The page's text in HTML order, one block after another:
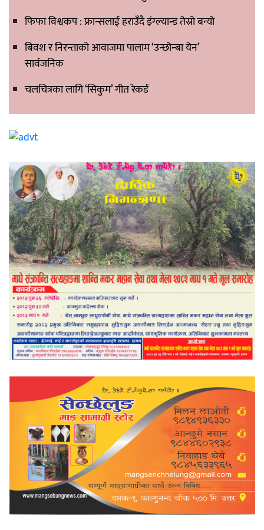
फिफा विश्वकप : फ्रान्सलाई हराउँदै इंग्ल्यान्ड तेस्रो बन्यो
बिवश र निरन्ताको आवाजमा पालाम ‘उन्छोन्बा येन’
सार्वजनिक
चलचित्रका लागि ‘सिकुम’ गीत रेकर्ड